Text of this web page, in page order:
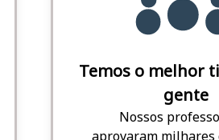
Temos o melhor
gente
Nossos
aprovaram milhares